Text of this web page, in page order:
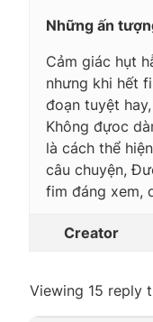
Những ấn
Cảm giác hụt
nhưng khi hết
đoạn tuyệt
Không đựoc
là cách thể
câu chuyện,
fim đáng xem,
Creator
Viewing 15 reply